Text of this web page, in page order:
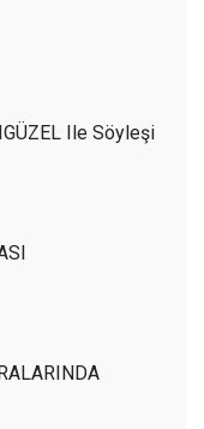
Ile Söyleşi